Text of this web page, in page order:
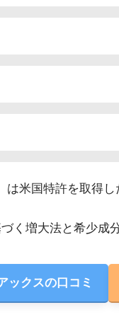
は米国特許を取得し
く増大法と希少成
ックスの口コミ